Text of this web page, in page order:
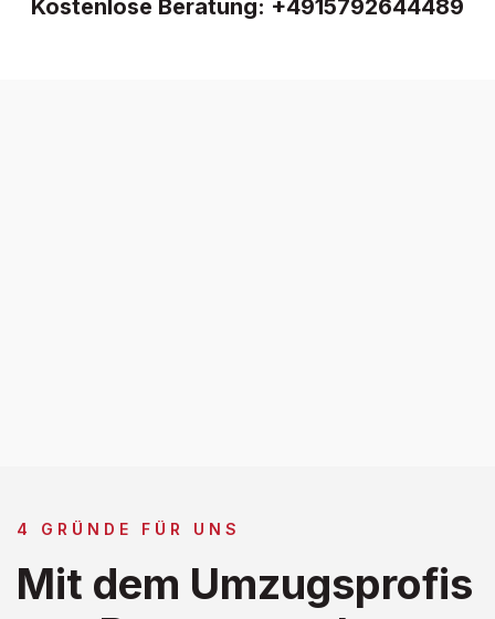
Kostenlose Beratung: +4915792644489
4 GRÜNDE FÜR UNS
Mit dem Umzugsprofis